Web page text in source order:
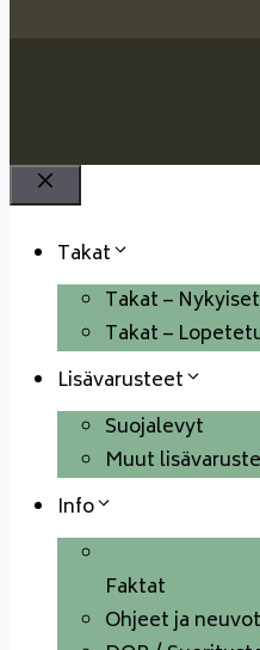
Takat
Takat –
Takat –
Lisävarusteet
Suojalevyt
Muut
Info
Faktat
Ohjeet ja neuvot